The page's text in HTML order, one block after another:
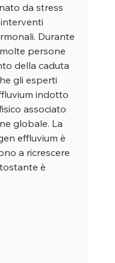
da stress
Durante
persone
della caduta
gli esperti
indotto
associato
globale. La
effluvium è
a ricrescere
è